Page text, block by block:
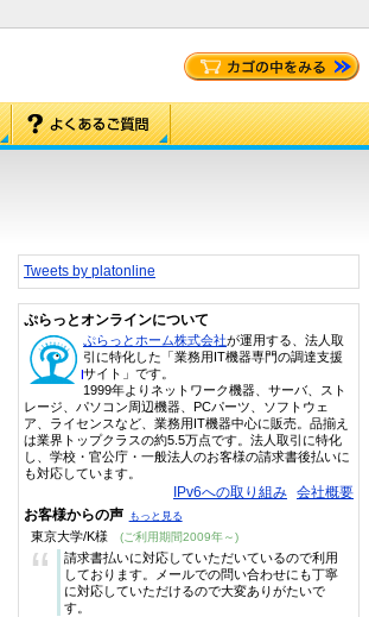
Tweets by platonline
ぷらっとオンラインについて
ぷらっとホーム株式会社が運用する、法人取
引に特化した「業務用IT機器専門の調達支援
サイト」です。
1999年よりネットワーク機器、サーバ、スト
レージ、パソコン周辺機器、PCパーツ、ソフトウェ
ア、ライセンスなど、業務用IT機器中心に販売。品揃え
は業界トップクラスの約5.5万点です。法人取引に特化
し、学校・官公庁・一般法人のお客様の請求書後払いに
も対応しています。
IPv6への取り組み 会社概要
お客様からの声 もっと見る
東京大学/K様 (ご利用期間2009年～)
“
請求書払いに対応していただいているので利用
しております。メールでの問い合わせにも丁寧
に対応していただけるので大変ありがたいで
す。